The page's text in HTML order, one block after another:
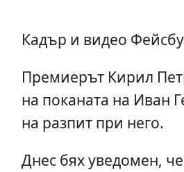
Кадър и видео
Премиерът Кирил
на поканата на Иван
на разпит при него.
Днес бях уведомен,